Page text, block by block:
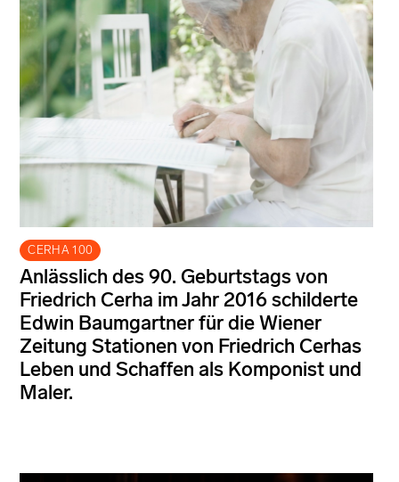
CERHA 100
Anlässlich des 90. Geburtstags von
Friedrich Cerha im Jahr 2016 schilderte
Edwin Baumgartner für die Wiener
Zeitung Stationen von Friedrich Cerhas
Leben und Schaffen als Komponist und
Maler.